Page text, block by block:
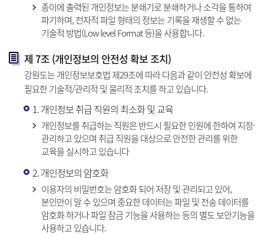
종이에 출력된 개인정보는 분쇄기로 분쇄하거나 소각을 통하여
파기하며, 전자적 파일 형태의 정보는 기록을 재생할 수 없는
기술적 방법(Low level Format 등)을 사용합니다.
제 7조 (개인정보의 안전성 확보 조치)
강원도는 개인정보보호법 제29조에 따라 다음과 같이 안전성 확보에
필요한 기술적/관리적 및 물리적 조치를 하고 있습니다.
1. 개인정보 취급 직원의 최소화 및 교육
개인정보를 취급하는 직원은 반드시 필요한 인원에 한하여 지정·
관리하고 있으며 취급 직원을 대상으로 안전한 관리를 위한
교육을 실시하고 있습니다
2. 개인정보의 암호화
이용자의 비밀번호는 암호화 되어 저장 및 관리되고 있어,
본인만이 알 수 있으며 중요한 데이터는 파일 및 전송 데이터를
암호화 하거나 파일 잠금 기능을 사용하는 등의 별도 보안기능을
사용하고 있습니다.